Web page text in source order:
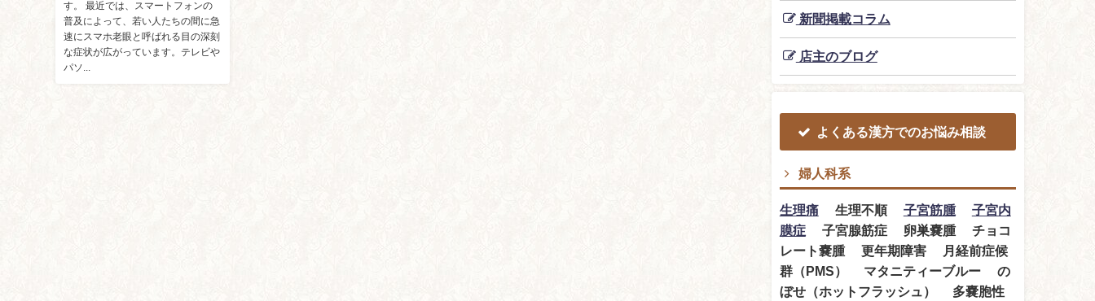
す。 最近では、スマートフォンの
普及によって、若い人たちの間に急
速にスマホ老眼と呼ばれる目の深刻
な症状が広がっています。テレビや
パソ...
新聞掲載コラム
店主のブログ
よくある漢方でのお悩み相談
婦人科系
生理痛生理不順 子宮筋腫
子宮内
膜症子宮腺筋症 卵巣嚢腫 チョコ
レート嚢腫 更年期障害 月経前症候
群（PMS） マタニティーブルー の
ぼせ（ホットフラッシュ） 多嚢胞性